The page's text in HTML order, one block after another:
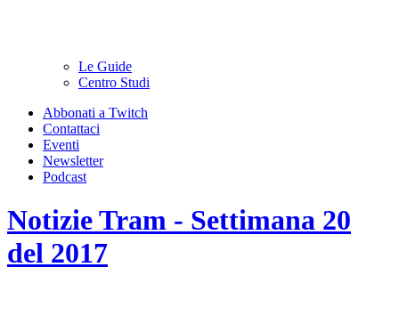
Le Guide
Centro Studi
Abbonati a Twitch
Contattaci
Eventi
Newsletter
Podcast
Notizie Tram - Settimana 20
del 2017